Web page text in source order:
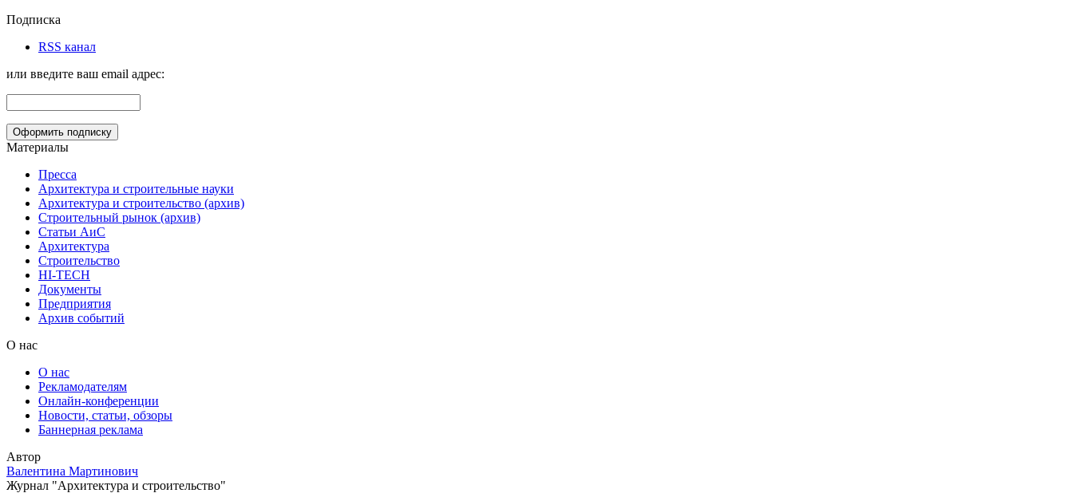
Подписка
RSS канал
или введите ваш email адрес:
Материалы
Пресса
Архитектура и строительные науки
Архитектура и строительство (архив)
Строительный рынок (архив)
Статьи АиС
Архитектура
Строительство
HI-TECH
Документы
Предприятия
Архив событий
О нас
О нас
Рекламодателям
Онлайн-конференции
Новости, статьи, обзоры
Баннерная реклама
Автор
Валентина Мартинович
Журнал "Архитектура и строительство"